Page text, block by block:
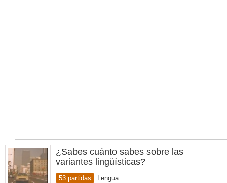
¿Sabes cuánto sabes sobre las
variantes lingüísticas?
53 partidas Lengua